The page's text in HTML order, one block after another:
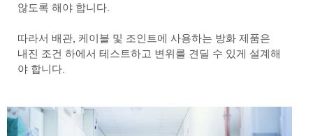
않도록 해야 합니다.
따라서 배관, 케이블 및 조인트에 사용하는 방화 제품은
내진 조건 하에서 테스트하고 변위를 견딜 수 있게 설계해
야 합니다.